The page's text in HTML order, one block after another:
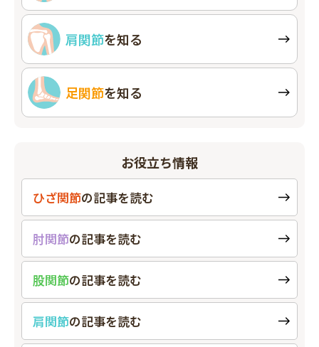
肩関節を知る
足関節を知る
お役立ち情報
ひざ関節の記事を読む
肘関節の記事を読む
股関節の記事を読む
肩関節の記事を読む